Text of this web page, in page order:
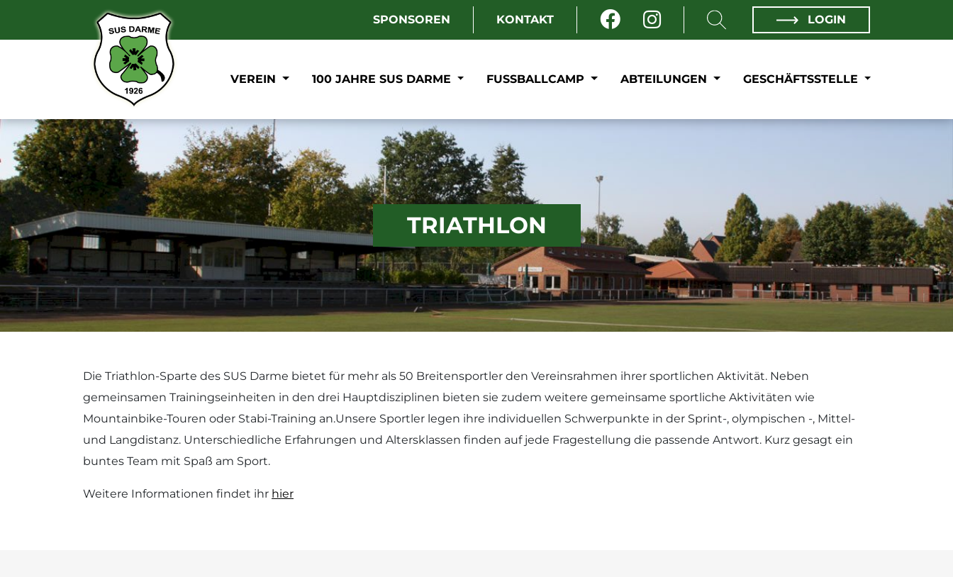
SPONSOREN KONTAKT LOGIN
VEREIN 100 JAHRE SUS DARME FUSSBALLCAMP ABTEILUNGEN GESCHÄFTSSTELLE
TRIATHLON
Die Triathlon-Sparte des SUS Darme bietet für mehr als 50 Breitensportler den Vereinsrahmen ihrer sportlichen Aktivität. Neben
gemeinsamen Trainingseinheiten in den drei Hauptdisziplinen bieten sie zudem weitere gemeinsame sportliche Aktivitäten wie
Mountainbike-Touren oder Stabi-Training an.Unsere Sportler legen ihre individuellen Schwerpunkte in der Sprint-, olympischen -, Mittel-
und Langdistanz. Unterschiedliche Erfahrungen und Altersklassen finden auf jede Fragestellung die passende Antwort. Kurz gesagt ein
buntes Team mit Spaß am Sport.
Weitere Informationen findet ihr hier